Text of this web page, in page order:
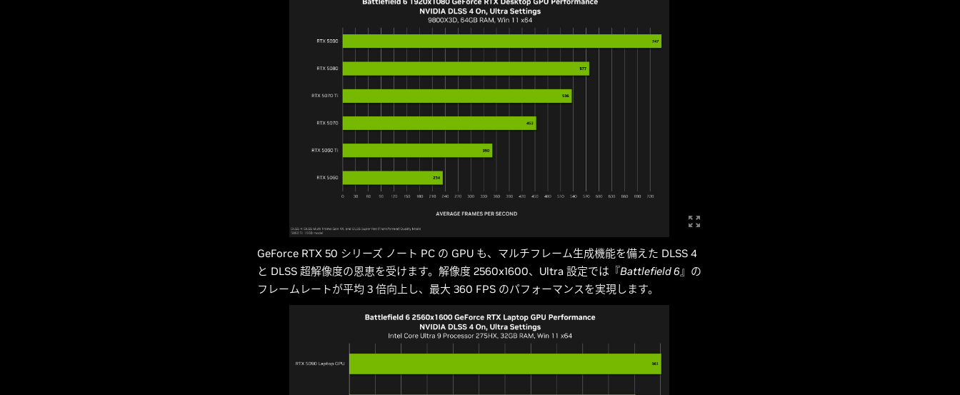
GeForce RTX 50 シリーズ ノート PC の GPU も、マルチフレーム生成機能を備えた DLSS 4
と DLSS 超解像度の恩恵を受けます。解像度 2560x1600、Ultra 設定では『Battlefield 6』の
フレームレートが平均 3 倍向上し、最大 360 FPS のパフォーマンスを実現します。